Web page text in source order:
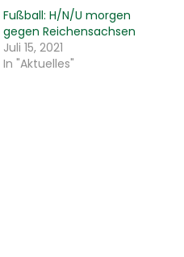
Fußball: H/N/U morgen
gegen Reichensachsen
Juli 15, 2021
In "Aktuelles"